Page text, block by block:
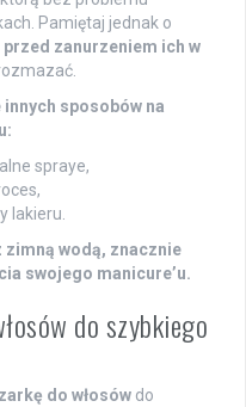
Pamiętaj jednak o
zanurzeniem ich w
sposobów na
spraye,
lakieru.
wodą, znacznie
swojego manicure’u.
do szybkiego
do włosów do